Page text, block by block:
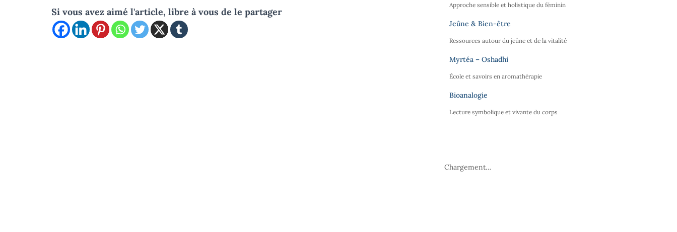
Si vous avez aimé l'article, libre à vous de le partager
Approche sensible et holistique du féminin
Jeûne & Bien-être
Ressources autour du jeûne et de la vitalité
Myrtéa – Oshadhi
École et savoirs en aromathérapie
Bioanalogie
Lecture symbolique et vivante du corps
Chargement…